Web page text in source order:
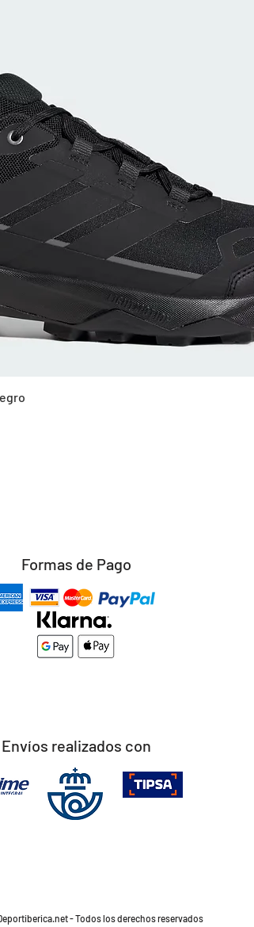
Formas de Pago
Envíos realizados con
- Todos los derechos reservados